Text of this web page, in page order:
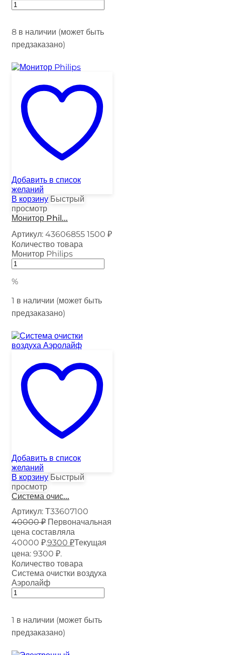
8 в наличии (может быть
предзаказано)
Добавить в список
желаний
В корзину Быстрый
просмотр
Монитор Phil...
Артикул: 43606855 1500 ₽
Количество товара
Монитор Philips
%
1 в наличии (может быть
предзаказано)
Добавить в список
желаний
В корзину Быстрый
просмотр
Система очис...
Артикул: Т33607100
40000₽ Первоначальная
цена составляла
40000 ₽.9300 ₽Текущая
цена: 9300 ₽.
Количество товара
Система очистки воздуха
Аэролайф
1 в наличии (может быть
предзаказано)